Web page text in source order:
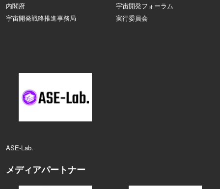
内閣府
宇宙開発戦略推進事務局
宇宙開発フォーラム
実行委員会
ASE‑Lab.
メディアパートナー